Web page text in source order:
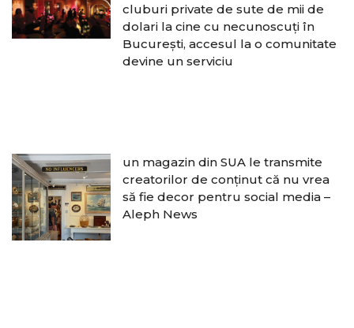
cluburi private de sute de mii de
dolari la cine cu necunoscuți în
București, accesul la o comunitate
devine un serviciu
un magazin din SUA le transmite
creatorilor de conținut că nu vrea
să fie decor pentru social media –
Aleph News